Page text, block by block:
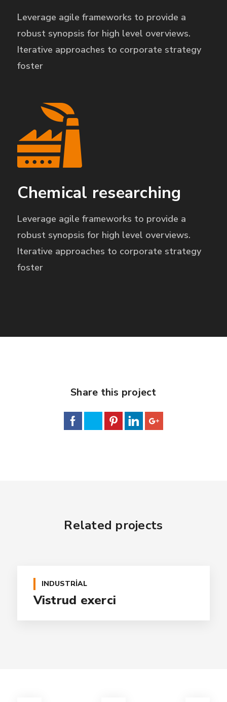
Leverage agile frameworks to provide a
robust synopsis for high level overviews.
Iterative approaches to corporate strategy
foster
Chemical researching
Leverage agile frameworks to provide a
robust synopsis for high level overviews.
Iterative approaches to corporate strategy
foster
Share this project
Related projects
INDUSTRIAL
Vistrud exerci